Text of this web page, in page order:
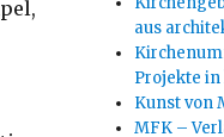
aus
Projekte
Kunst von
MFK –